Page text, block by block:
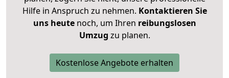
Hilfe in Anspruch zu nehmen. Kontaktieren Sie
uns heutenoch, um Ihren reibungslosen
Umzug zu planen.
Kostenlose Angebote erhalten